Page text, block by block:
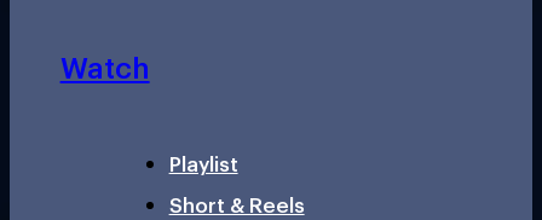
Watch
Playlist
Short & Reels